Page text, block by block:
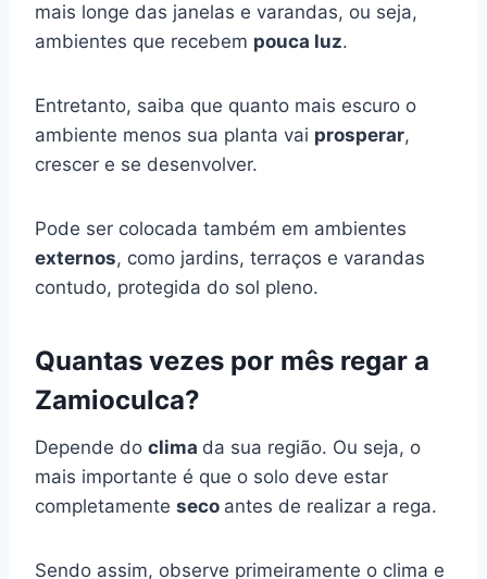
mais longe das janelas e varandas, ou seja,
ambientes que recebem pouca luz.
Entretanto, saiba que quanto mais escuro o
ambiente menos sua planta vai prosperar,
crescer e se desenvolver.
Pode ser colocada também em ambientes
externos, como jardins, terraços e varandas
contudo, protegida do sol pleno.
Quantas vezes por mês regar a
Zamioculca?
Depende do clima da sua região. Ou seja, o
mais importante é que o solo deve estar
completamente seco antes de realizar a rega.
Sendo assim, observe primeiramente o clima e